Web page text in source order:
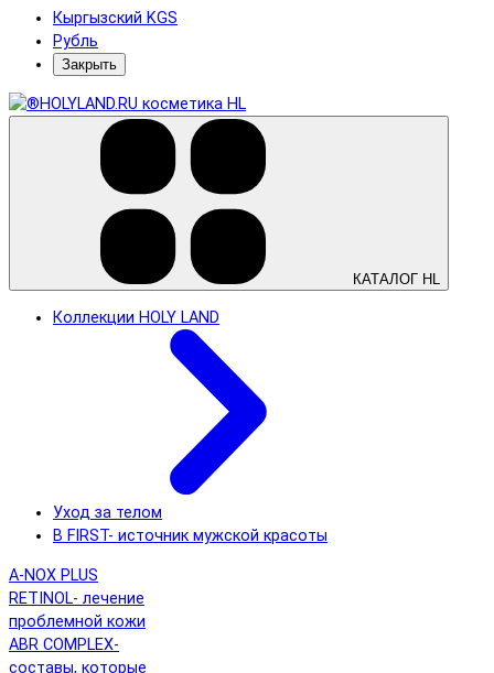
Кыргызский KGS
Рубль
Закрыть
КАТАЛОГ HL
Коллекции HOLY LAND
Уход за телом
B FIRST- источник мужской красоты
A-NOX PLUS
RETINOL- лечение
проблемной кожи
ABR COMPLEX-
составы, которые